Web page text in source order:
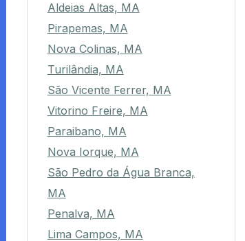
Aldeias Altas, MA
Pirapemas, MA
Nova Colinas, MA
Turilândia, MA
São Vicente Ferrer, MA
Vitorino Freire, MA
Paraibano, MA
Nova Iorque, MA
São Pedro da Água Branca,
MA
Penalva, MA
Lima Campos, MA